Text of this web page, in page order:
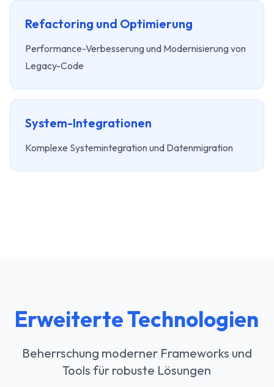
Refactoring und Optimierung
Performance-Verbesserung und Modernisierung von
Legacy-Code
System-Integrationen
Komplexe Systemintegration und Datenmigration
Erweiterte Technologien
Beherrschung moderner Frameworks und
Tools für robuste Lösungen